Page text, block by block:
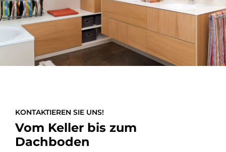
KONTAKTIEREN SIE UNS!
Vom Keller bis zum
Dachboden